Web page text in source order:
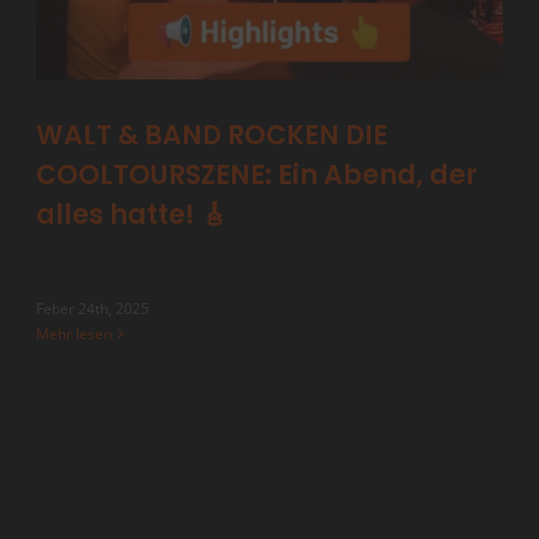
WALT & BAND ROCKEN DIE
COOLTOURSZENE: Ein Abend, der
alles hatte! 🎸
Feber 24th, 2025
Mehr lesen